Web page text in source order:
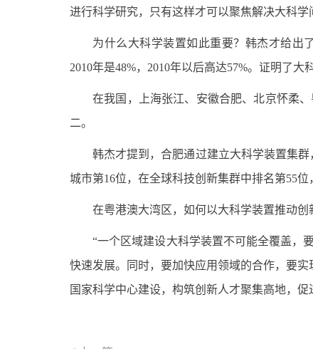
进行科学研究，只有这样才可以聚焦解决大科学
为什么大科学装置如此重要？韩杰才给出
2010年是48%，2010年以后高达57%。证明了
在我国，上海张江、安徽合肥、北京怀柔
二。
韩杰才提到，合肥通过建立大科学装置集
城市第16位，在全球科技创新集群中排名第55位
在粤港澳大湾区，如何以大科学装置推动创
“一个区域建设大科学装置不可能全覆盖，
快速发展。同时，要加快应用领域的合作，要
国家科学中心建设，构筑创新人才聚集高地，